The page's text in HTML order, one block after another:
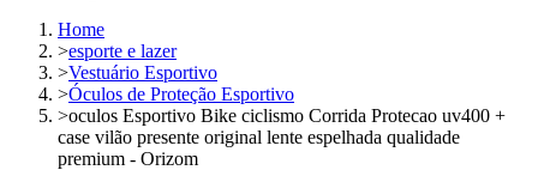
Home
>esporte e lazer
>Vestuário Esportivo
>Óculos de Proteção Esportivo
>oculos Esportivo Bike ciclismo Corrida Protecao uv400 +
case vilão presente original lente espelhada qualidade
premium - Orizom